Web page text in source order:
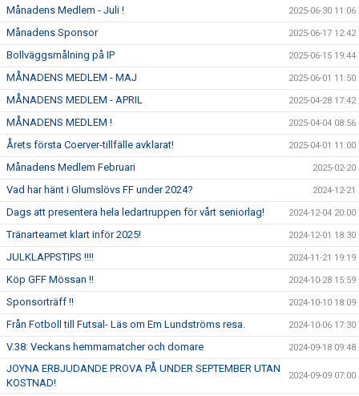
Månadens Medlem - Juli ! 2025-06-30 11:06
Månadens Sponsor 2025-06-17 12:42
Bollväggsmålning på IP 2025-06-15 19:44
MÅNADENS MEDLEM - MAJ 2025-06-01 11:50
MÅNADENS MEDLEM - APRIL 2025-04-28 17:42
MÅNADENS MEDLEM ! 2025-04-04 08:56
Årets första Coerver-tillfälle avklarat! 2025-04-01 11:00
Månadens Medlem Februari 2025-02-20
Vad har hänt i Glumslövs FF under 2024? 2024-12-21
Dags att presentera hela ledartruppen för vårt seniorlag! 2024-12-04 20:00
Tränarteamet klart inför 2025! 2024-12-01 18:30
JULKLAPPSTIPS !!!! 2024-11-21 19:19
Köp GFF Mössan !! 2024-10-28 15:59
Sponsorträff !! 2024-10-10 18:09
Från Fotboll till Futsal- Läs om Em Lundströms resa. 2024-10-06 17:30
V.38: Veckans hemmamatcher och domare 2024-09-18 09:48
JOYNA ERBJUDANDE PROVA PÅ UNDER SEPTEMBER UTAN
KOSTNAD!
2024-09-09 07:00